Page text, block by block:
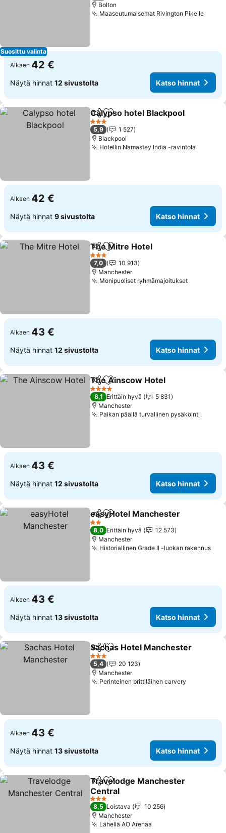
Suosittu valinta
Bolton
Maaseutumaisemat Rivington Pikelle
Alkaen 42 €
Näytä hinnat 12 sivustolta Katso hinnat
Jaa Lisää suosikkeihin
Calypso hotel Blackpool
3 Tähtiluokitus
5,9
1 527
Blackpool
Hotellin Namastey India -ravintola
Alkaen 42 €
Näytä hinnat 9 sivustolta Katso hinnat
Jaa Lisää suosikkeihin
The Mitre Hotel
3 Tähtiluokitus
7,0
10 913
Manchester
Monipuoliset ryhmämajoituksetKatso
Alkaen 43 €
Näytä hinnat 12 sivustolta Katso hinnat
Jaa Lisää suosikkeihin
The Ainscow Hotel
4 Tähtiluokitus
8,1 Erittäin hyvä
5 831
Manchester
Paikan päällä turvallinen pysäköinti
Alkaen 43 €
Näytä hinnat 12 sivustolta Katso hinnat
Jaa Lisää suosikkeihin
easyHotel Manchester
2 Tähtiluokitus
8,0 Erittäin hyvä
12 573
Manchester
Historiallinen Grade II -luokan rakennus
Alkaen 43 €
Näytä hinnat 13 sivustolta Katso hinnat
Jaa Lisää suosikkeihin
Sachas Hotel Manchester
3 Tähtiluokitus
5,4
20 123
Manchester
Perinteinen brittiläinen carvery
Alkaen 43 €
Näytä hinnat 13 sivustolta Katso hinnat
Jaa Lisää suosikkeihin
Travelodge Manchester
Central
Katso hinnat
3 Tähtiluokitus
8,5 Loistava
10 256
Manchester
Lähellä AO Arenaa